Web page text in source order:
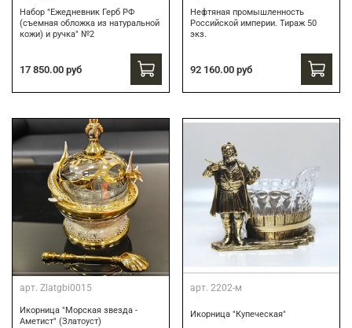
Набор "Ежедневник Герб РФ
(съемная обложка из натуральной
кожи) и ручка" №2
17 850.00 руб
Нефтяная промышленность
Российской империи. Тираж 50
экз.
92 160.00 руб
арт. Zlatgbi0015
Икорница "Морская звезда -
Аметист" (Златоуст)
арт. 2202-м
Икорница "Купеческая"